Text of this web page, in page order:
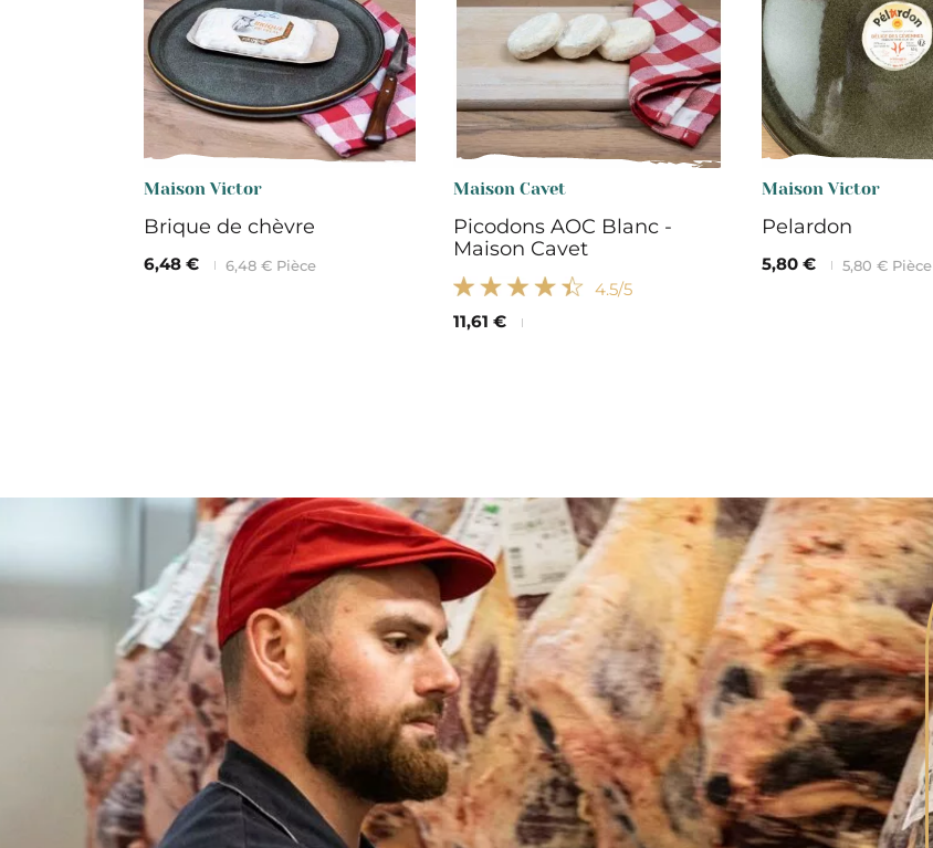
Maison Victor
Brique de chèvre
6,48 € 6,48 € Pièce
Maison Cavet
Picodons AOC Blanc -
Maison Cavet
4.5/5
11,61 €
Maison Victor
Pelardon
5,80 € 5,80 € Pièce